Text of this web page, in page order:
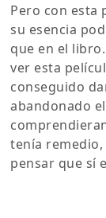
Pero con esta
su esencia
que en el
ver esta
conseguido
abandonado
tenía remedio,
pensar que sí